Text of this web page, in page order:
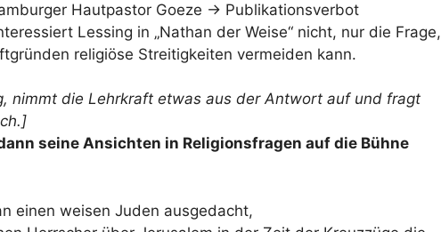
Hautpastor Goeze -> Publikationsverbot
Lessing in „Nathan der Weise“ nicht, nur die Frage,
religiöse Streitigkeiten vermeiden kann.
nimmt die Lehrkraft etwas aus der Antwort auf und fragt
seine Ansichten in Religionsfragen auf die Bühne
einen weisen Juden ausgedacht,